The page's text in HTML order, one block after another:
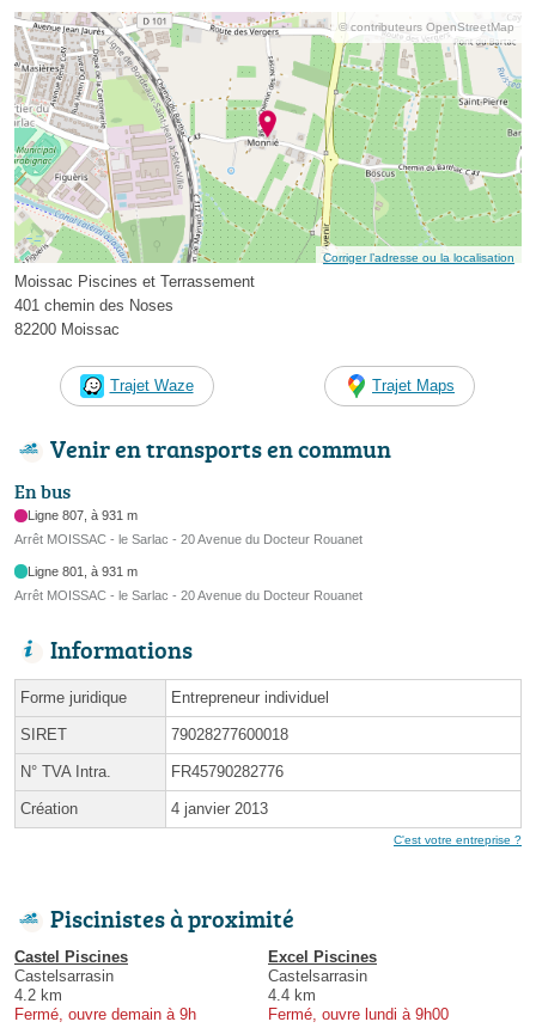
© contributeurs OpenStreetMap
Corriger l’adresse ou la localisation
Moissac Piscines et Terrassement
401 chemin des Noses
82200 Moissac
Trajet Waze Trajet Maps
Venir en transports en commun
En bus
Ligne 807, à 931 m
Arrêt MOISSAC - le Sarlac - 20 Avenue du Docteur Rouanet
Ligne 801, à 931 m
Arrêt MOISSAC - le Sarlac - 20 Avenue du Docteur Rouanet
Informations
Forme juridique Entrepreneur individuel
SIRET 79028277600018
N° TVA Intra. FR45790282776
Création 4 janvier 2013
C'est votre entreprise ?
Piscinistes à proximité
Castel Piscines
Castelsarrasin
4.2 km
Fermé, ouvre demain à 9h
Excel Piscines
Castelsarrasin
4.4 km
Fermé, ouvre lundi à 9h00